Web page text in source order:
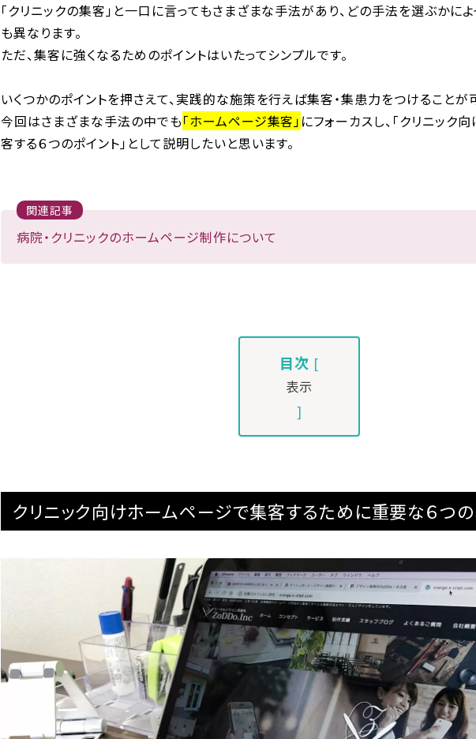
「クリニックの集客」と一口に言ってもさまざまな手法があり、どの手法を選ぶかに
も異なります。
ただ、集客に強くなるためのポイントはいたってシンプルです。
いくつかのポイントを押さえて、実践的な施策を行えば集客・集患力をつけることが
今回はさまざまな手法の中でも「ホームページ集客」 にフォーカスし、「クリニック
客する６つのポイント」として説明したいと思います。
関連記事
病院・クリニックのホームページ制作について
目次 [
表示
]
クリニック向けホームページで集客するために重要な６つ